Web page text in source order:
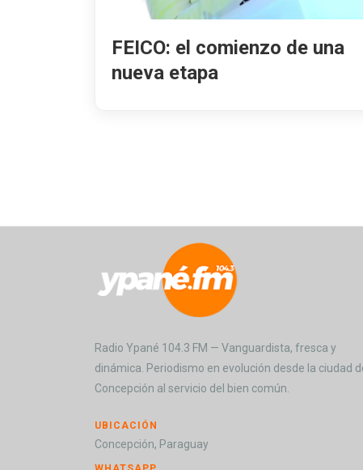
FEICO: el comienzo de una
nueva etapa
Radio Ypané 104.3 FM — Vanguardista, fresca y
dinámica. Periodismo en evolución desde la ciudad
Concepción al servicio del bien común.
UBICACIÓN
Concepción, Paraguay